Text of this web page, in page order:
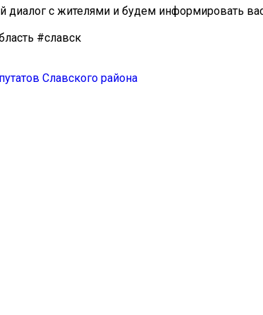
с жителями и будем информировать вас
#славск
Славского района